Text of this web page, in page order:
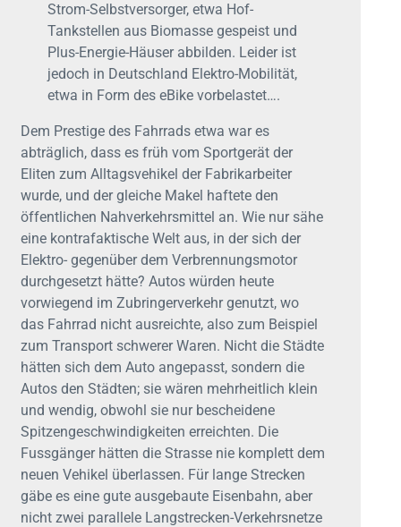
Strom-Selbstversorger, etwa Hof-
Tankstellen aus Biomasse gespeist und
Plus-Energie-Häuser abbilden. Leider ist
jedoch in Deutschland Elektro-Mobilität,
etwa in Form des eBike vorbelastet….
Dem Prestige des Fahrrads etwa war es
abträglich, dass es früh vom Sportgerät der
Eliten zum Alltagsvehikel der Fabrikarbeiter
wurde, und der gleiche Makel haftete den
öffentlichen Nahverkehrsmittel an. Wie nur sähe
eine kontrafaktische Welt aus, in der sich der
Elektro- gegenüber dem Verbrennungsmotor
durchgesetzt hätte? Autos würden heute
vorwiegend im Zubringerverkehr genutzt, wo
das Fahrrad nicht ausreichte, also zum Beispiel
zum Transport schwerer Waren. Nicht die Städte
hätten sich dem Auto angepasst, sondern die
Autos den Städten; sie wären mehrheitlich klein
und wendig, obwohl sie nur bescheidene
Spitzengeschwindigkeiten erreichten. Die
Fussgänger hätten die Strasse nie komplett dem
neuen Vehikel überlassen. Für lange Strecken
gäbe es eine gute ausgebaute Eisenbahn, aber
nicht zwei parallele Langstrecken-Verkehrsnetze